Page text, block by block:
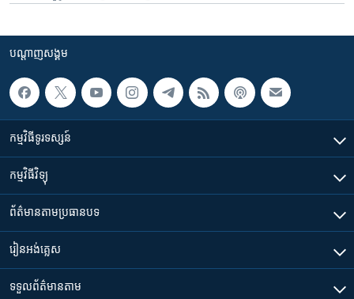
បណ្តាញ​សង្គម
កម្មវិធី​ទូរទស្សន៍
កម្មវិធី​វិទ្យុ
ព័ត៌មាន​តាមប្រធានបទ​
រៀន​​អង់គ្លេស
ទទួល​ព័ត៌មាន​តាម